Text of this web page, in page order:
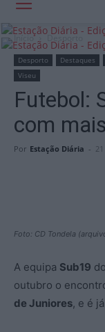
Início Desporto
Desporto Destaques
Viseu
Futebol:
com
Por Estação Diária -
Foto: CD Tondela
A equipa Sub19 do
outubro o
de Juniores, e é